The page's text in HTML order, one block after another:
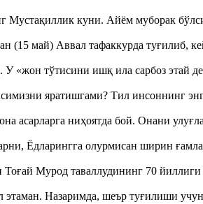
Мустақиллик куни. Айём муборак
май) Аввал тафаккурда туғилиб,
«жон тўтисини ишқ ила сарбоз этай
яратишгами? Тил инсоннинг
асарларга ниҳоятда бой. Онани
Ёдларингга олурмисан ширин
Тоғай Мурод таваллудининг 70
Назаримда, шеър туғилиши